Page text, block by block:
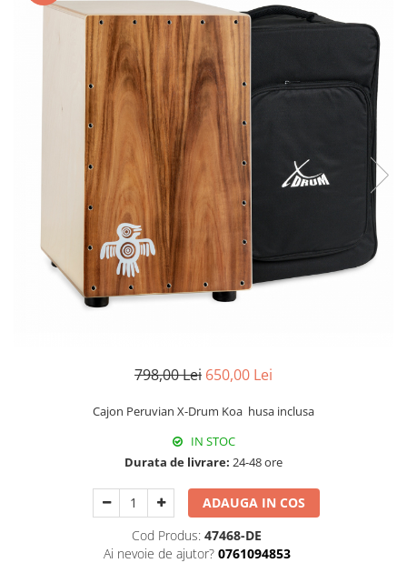
Bratara
Mustiuc saxofon sopran
Mustiuc saxofon alto
Mustiuc saxofon tenor
Protectie mustiuc
Alte accesorii
Case Saxofon
Microfoane sax
Piese de schimb
Instrumente de suflat
Trombon cu atasament FA
Trombon cu pistoane
Corn Si bemol
Accesorii instrumente suflat
798,00 Lei 650,00 Lei
Cajon Peruvian X-Drum Koa husa inclusa
IN STOC
Durata de livrare: 24-48 ore
ADAUGA IN COS
Cod Produs: 47468-DE
Ai nevoie de ajutor? 0761094853